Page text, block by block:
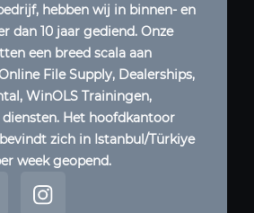
hebben wij in binnen- en
dan 10 jaar gediend. Onze
een breed scala aan
File Supply, Dealerships,
WinOLS Trainingen,
Het hoofdkantoor
zich in Istanbul/Türkiye
week geopend.